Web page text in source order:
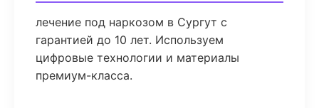
лечение под наркозом в Сургут с
гарантией до 10 лет. Используем
цифровые технологии и материалы
премиум-класса.